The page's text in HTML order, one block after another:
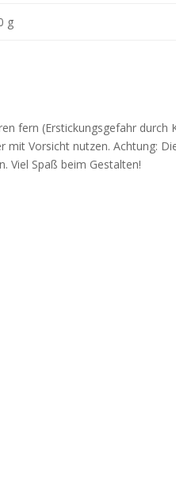
g
fern (Erstickungsgefahr durch
mit Vorsicht nutzen. Achtung:
Viel Spaß beim Gestalten!